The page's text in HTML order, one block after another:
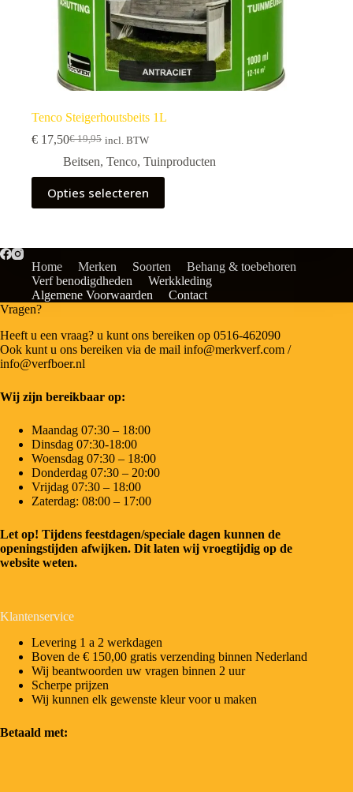
Tenco Steigerhoutsbeits 1L
€19,95
€ 17,50 incl. BTW
Beitsen, Tenco, Tuinproducten
Opties selecteren
Home Merken Soorten
Behang & toebehoren
Verf benodigdheden
Werkkleding
Algemene Voorwaarden
Contact
Vragen?
Heeft u een vraag? u kunt ons bereiken op 0516-462090
Ook kunt u ons bereiken via de mail info@merkverf.com /
info@verfboer.nl
Wij zijn bereikbaar op:
Maandag 07:30 – 18:00
Dinsdag 07:30-18:00
Woensdag 07:30 – 18:00
Donderdag 07:30 – 20:00
Vrijdag 07:30 – 18:00
Zaterdag: 08:00 – 17:00
Let op! Tijdens feestdagen/speciale dagen kunnen de
openingstijden afwijken. Dit laten wij vroegtijdig op de
website weten.
Klantenservice
Levering 1 a 2 werkdagen
Boven de € 150,00 gratis verzending binnen Nederland
Wij beantwoorden uw vragen binnen 2 uur
Scherpe prijzen
Wij kunnen elk gewenste kleur voor u maken
Betaald met: